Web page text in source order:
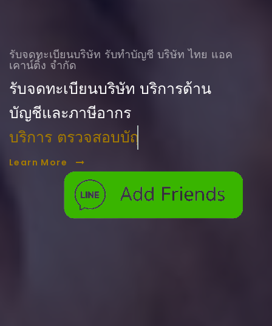
รับจดทะเบียนบริษัท รับทําบัญชี บริษัท ไทย แอค
เคาน์ติ้ง จำกัด
รับจดทะเบียนบริษัท บริการด้าน
บัญชีและภาษีอากร
บริการ ตรวจสอบบัญชี
Learn More